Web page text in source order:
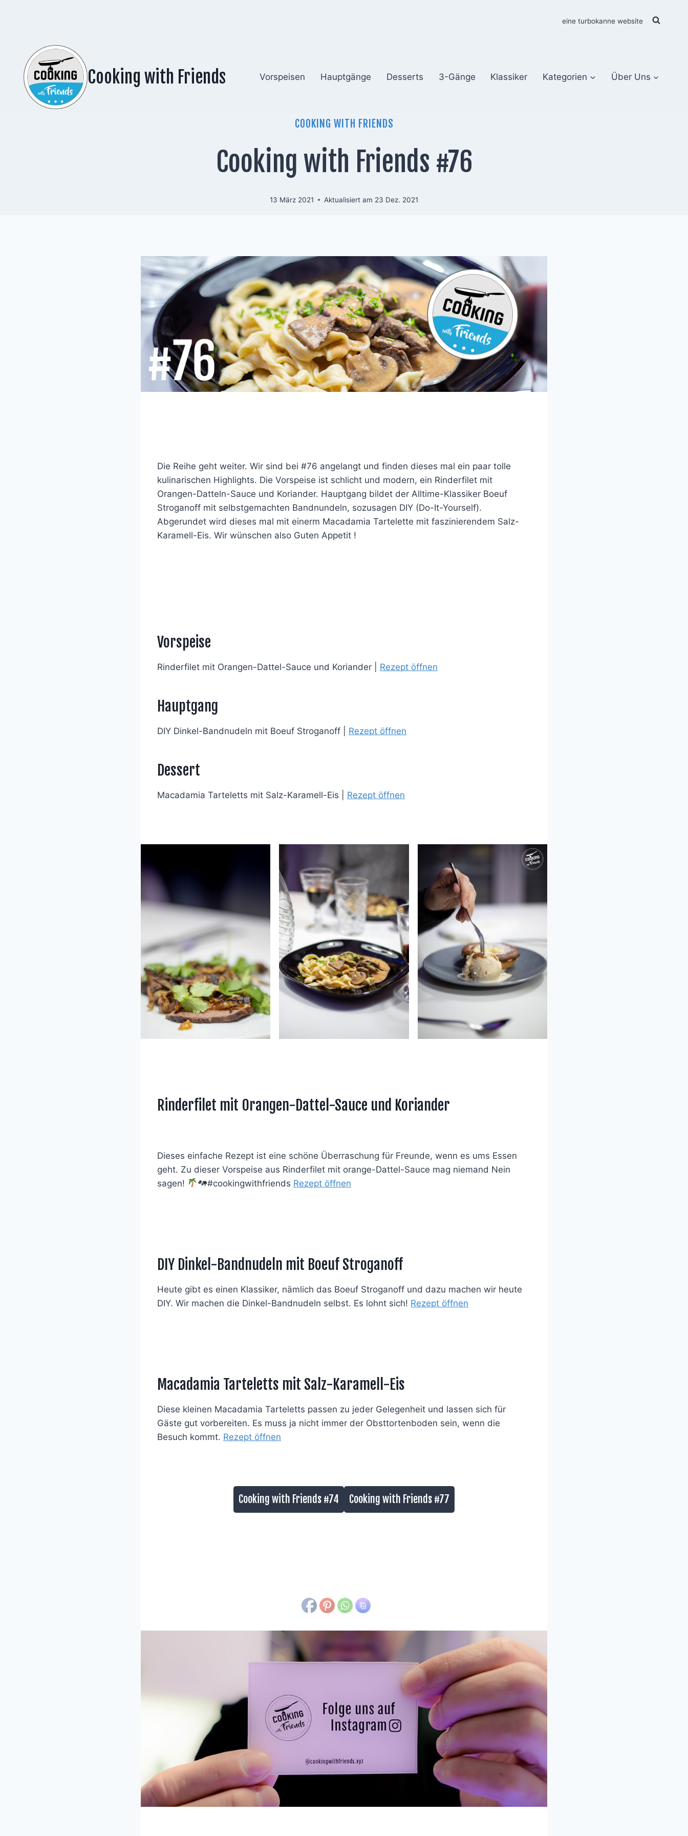
eine turbokanne website
Cooking with Friends Vorspeisen Hauptgänge Desserts 3-Gänge Klassiker Kategorien Über Uns
COOKING WITH FRIENDS
Cooking with Friends #76
13 März 2021 Aktualisiert am 23 Dez. 2021
Die Reihe geht weiter. Wir sind bei #76 angelangt und finden dieses mal ein paar tolle
kulinarischen Highlights. Die Vorspeise ist schlicht und modern, ein Rinderfilet mit
Orangen-Datteln-Sauce und Koriander. Hauptgang bildet der Alltime-Klassiker Boeuf
Stroganoff mit selbstgemachten Bandnundeln, sozusagen DIY (Do-It-Yourself).
Abgerundet wird dieses mal mit einerm Macadamia Tartelette mit faszinierendem Salz-
Karamell-Eis. Wir wünschen also Guten Appetit !
Vorspeise
Rinderfilet mit Orangen-Dattel-Sauce und Koriander | Rezept öffnen
Hauptgang
DIY Dinkel-Bandnudeln mit Boeuf Stroganoff | Rezept öffnen
Dessert
Macadamia Tarteletts mit Salz-Karamell-Eis | Rezept öffnen
Rinderfilet mit Orangen-Dattel-Sauce und Koriander
Dieses einfache Rezept ist eine schöne Überraschung für Freunde, wenn es ums Essen
geht. Zu dieser Vorspeise aus Rinderfilet mit orange-Dattel-Sauce mag niemand Nein
sagen!
#cookingwithfriends Rezept öffnen
DIY Dinkel-Bandnudeln mit Boeuf Stroganoff
Heute gibt es einen Klassiker, nämlich das Boeuf Stroganoff und dazu machen wir heute
DIY. Wir machen die Dinkel-Bandnudeln selbst. Es lohnt sich! Rezept öffnen
Macadamia Tarteletts mit Salz-Karamell-Eis
Diese kleinen Macadamia Tarteletts passen zu jeder Gelegenheit und lassen sich für
Gäste gut vorbereiten. Es muss ja nicht immer der Obsttortenboden sein, wenn die
Besuch kommt. Rezept öffnen
Cooking with Friends #74 Cooking with Friends #77